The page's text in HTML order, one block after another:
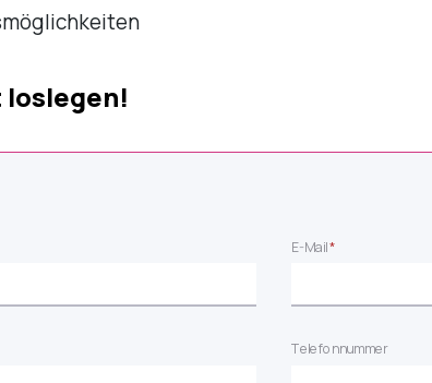
E-Mail*
Telefonnummer